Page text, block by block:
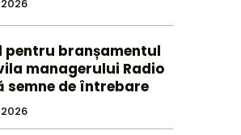
pentru branșamentul
managerului Radio
semne de întrebare